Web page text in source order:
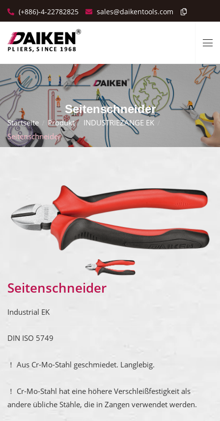
(+886)-4-22782825 sales@daikentools.com
Seitenschneider
Startseite Produkt
INDUSTRIEZANGE EK
Seitenschneider
Seitenschneider
Industrial EK
DIN ISO 5749
！ Aus Cr-Mo-Stahl geschmiedet. Langlebig.
！ Cr-Mo-Stahl hat eine höhere Verschleißfestigkeit als
andere übliche Stähle, die in Zangen verwendet werden.